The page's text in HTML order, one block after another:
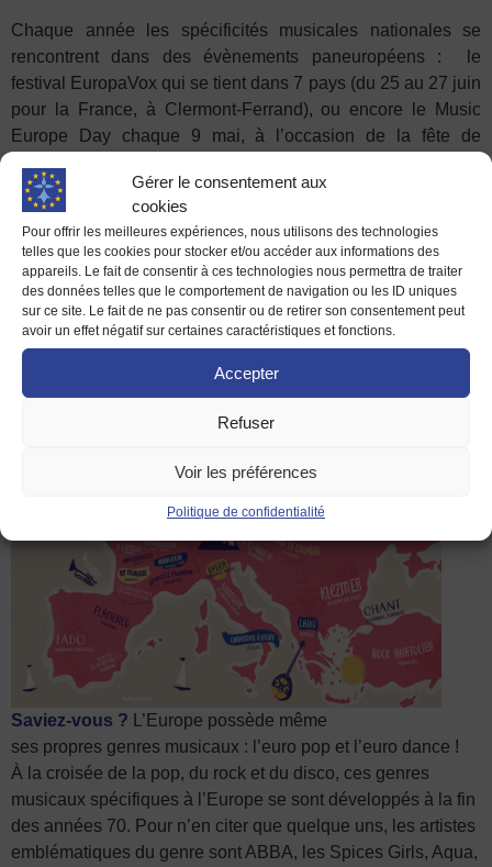
Gérer le consentement aux
cookies
Pour offrir les meilleures expériences, nous utilisons des technologies
telles que les cookies pour stocker et/ou accéder aux informations des
appareils. Le fait de consentir à ces technologies nous permettra de traiter
des données telles que le comportement de navigation ou les ID uniques
sur ce site. Le fait de ne pas consentir ou de retirer son consentement peut
avoir un effet négatif sur certaines caractéristiques et fonctions.
Accepter
Refuser
Voir les préférences
Politique de confidentialité
Chaque année les spécificités musicales nationales se
rencontrent dans des évènements paneuropéens : le
festival EuropaVox qui se tient dans 7 pays (du 25 au 27 juin
pour la France, à Clermont-Ferrand), ou encore le Music
Europe Day chaque 9 mai, à l’occasion de la fête de
→ À découvrir : la radioEuradioqui met en avant de
jeunes artistes indépendants et fait voyager à travers
toute l’Europe.
Saviez-vous ?
L’Europe possède même
ses propres genres musicaux : l’euro pop et l’euro dance !
À la croisée de la pop, du rock et du disco, ces genres
musicaux spécifiques à l’Europe se sont développés à la fin
des années 70. Pour n’en citer que quelque uns, les artistes
emblématiques du genre sont ABBA, les Spices Girls, Aqua,